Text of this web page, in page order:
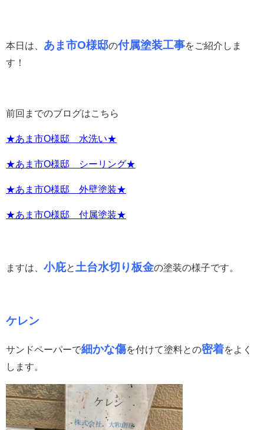
本日は、 あま市O様邸の付属塗装工事をご紹介しま
す！
前回までのブログはこちら
★あま市O様邸 水洗い★
★あま市O様邸 シーリング★
★あま市O様邸 外壁塗装★
★あま市O様邸 付属塗装★
ますは、 小庇と 土台水切り板金の塗装の様子です。
ケレン
サンドペーパーで細かな傷を付けて塗料との密着をよく
します。